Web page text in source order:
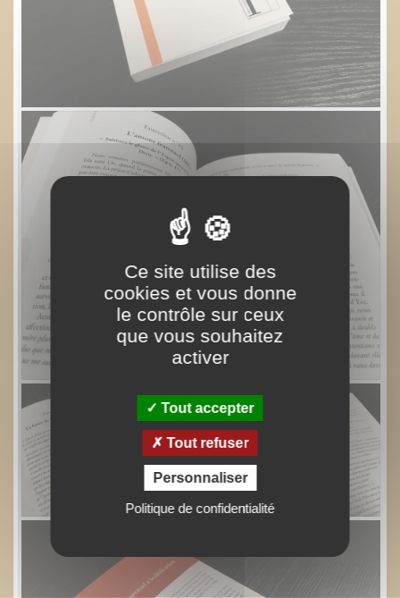
Ce site utilise des
cookies et vous donne
le contrôle sur ceux
que vous souhaitez
activer
Tout accepter
Tout refuser
Personnaliser
Politique de confidentialité